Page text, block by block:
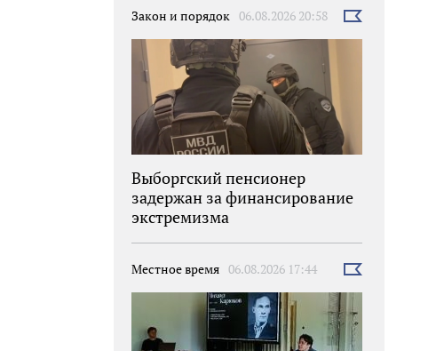
Закон и порядок 06.08.2026 20:58
Выбрать
Выборгский пенсионер
задержан за финансирование
экстремизма
Местное время 06.08.2026 17:44
Выбрать